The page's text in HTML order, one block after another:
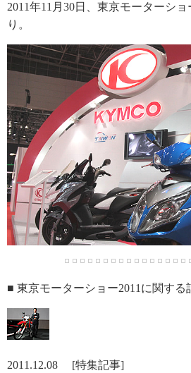
2011年11月30日、東京モーターシ
り。
■ 東京モーターショー2011に関する
2011.12.08 [特集記事]